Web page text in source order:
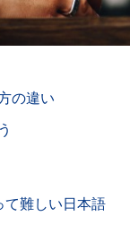
の違い
て難しい日本語